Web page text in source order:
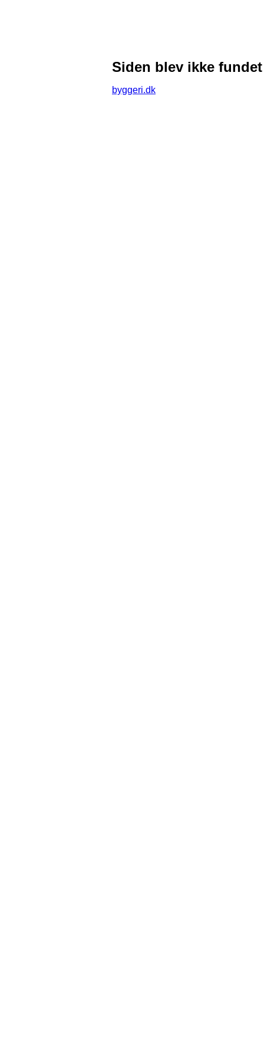
Siden blev ikke fundet
byggeri.dk